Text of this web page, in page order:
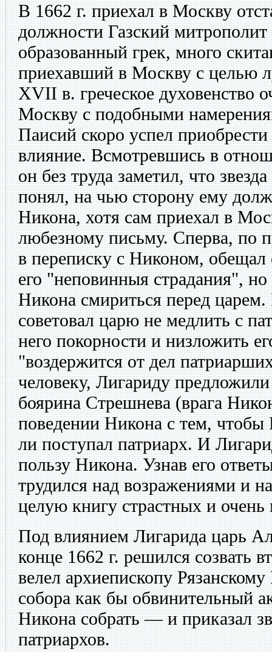
В 1662 г. приехал в Москву
должности Газский
образованный грек, много
приехавший в Москву с целью
XVII в. греческое духовенство
Москву с подобными
Паисий скоро успел
влияние. Всмотревшись в
он без труда заметил, что
понял, на чью сторону ему
Никона, хотя сам приехал в
любезному письму. Сперва, по
в переписку с Никоном, обещал
его "неповинныя страдания", но
Никона смириться перед
советовал царю не медлить с
него покорности и низложить
"воздержится от дел
человеку, Лигариду
боярина Стрешнева (врага
поведении Никона с тем,
ли поступал патриарх. И
пользу Никона. Узнав его
трудился над возражениями и
целую книгу страстных и
Под влиянием Лигарида царь
конце 1662 г. решился созвать
велел архиепископу
собора как бы обвинительный
Никона собрать — и приказал
патриархов.